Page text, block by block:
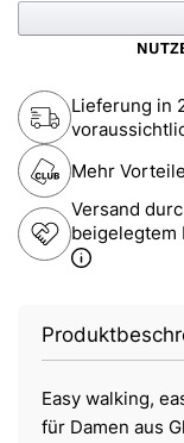
Lieferung in
Mehr
Versand
beigelegtem
Easy walking,
für Damen aus